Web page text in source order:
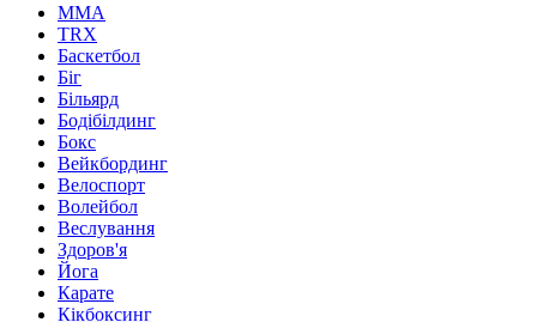
MMA
TRX
Баскетбол
Біг
Більярд
Бодібілдинг
Бокс
Вейкбординг
Велоспорт
Волейбол
Веслування
Здоров'я
Йога
Карате
Кікбоксинг